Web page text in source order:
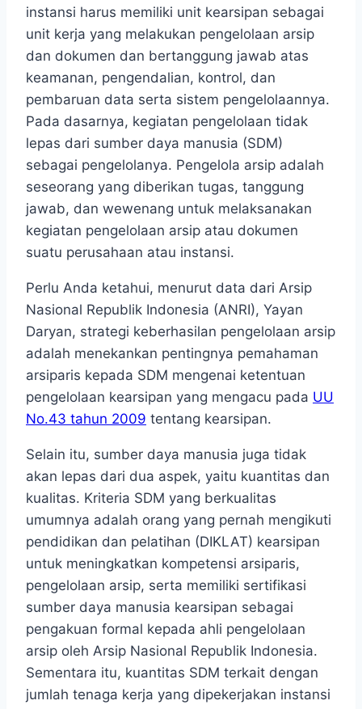
instansi harus memiliki unit kearsipan sebagai
unit kerja yang melakukan pengelolaan arsip
dan dokumen dan bertanggung jawab atas
keamanan, pengendalian, kontrol, dan
pembaruan data serta sistem pengelolaannya.
Pada dasarnya, kegiatan pengelolaan tidak
lepas dari sumber daya manusia (SDM)
sebagai pengelolanya. Pengelola arsip adalah
seseorang yang diberikan tugas, tanggung
jawab, dan wewenang untuk melaksanakan
kegiatan pengelolaan arsip atau dokumen
suatu perusahaan atau instansi.
Perlu Anda ketahui, menurut data dari Arsip
Nasional Republik Indonesia (ANRI), Yayan
Daryan, strategi keberhasilan pengelolaan arsip
adalah menekankan pentingnya pemahaman
arsiparis kepada SDM mengenai ketentuan
pengelolaan kearsipan yang mengacu pada UU
No.43 tahun 2009 tentang kearsipan.
Selain itu, sumber daya manusia juga tidak
akan lepas dari dua aspek, yaitu kuantitas dan
kualitas. Kriteria SDM yang berkualitas
umumnya adalah orang yang pernah mengikuti
pendidikan dan pelatihan (DIKLAT) kearsipan
untuk meningkatkan kompetensi arsiparis,
pengelolaan arsip, serta memiliki sertifikasi
sumber daya manusia kearsipan sebagai
pengakuan formal kepada ahli pengelolaan
arsip oleh Arsip Nasional Republik Indonesia.
Sementara itu, kuantitas SDM terkait dengan
jumlah tenaga kerja yang dipekerjakan instansi